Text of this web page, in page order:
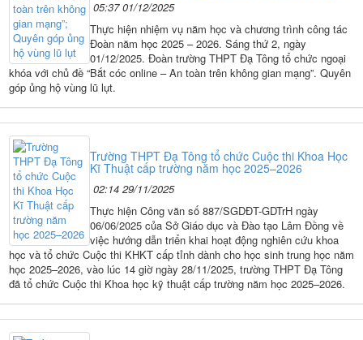
05:37 01/12/2025
Thực hiện nhiệm vụ năm học và chương trình công tác
Đoàn năm học 2025 – 2026. Sáng thứ 2, ngày
01/12/2025. Đoàn trường THPT Đạ Tông tổ chức ngoại
khóa với chủ đề “Bắt cóc online – An toàn trên không gian mạng”. Quyên
góp ủng hộ vùng lũ lụt.
Trường THPT Đạ Tông tổ chức Cuộc thi Khoa Học
Kĩ Thuật cấp trường năm học 2025–2026
02:14 29/11/2025
Thực hiện Công văn số 887/SGDĐT-GDTrH ngày
06/06/2025 của Sở Giáo dục và Đào tạo Lâm Đồng về
việc hướng dẫn triển khai hoạt động nghiên cứu khoa
học và tổ chức Cuộc thi KHKT cấp tỉnh dành cho học sinh trung học năm
học 2025–2026, vào lúc 14 giờ ngày 28/11/2025, trường THPT Đạ Tông
đã tổ chức Cuộc thi Khoa học kỹ thuật cấp trường năm học 2025–2026.